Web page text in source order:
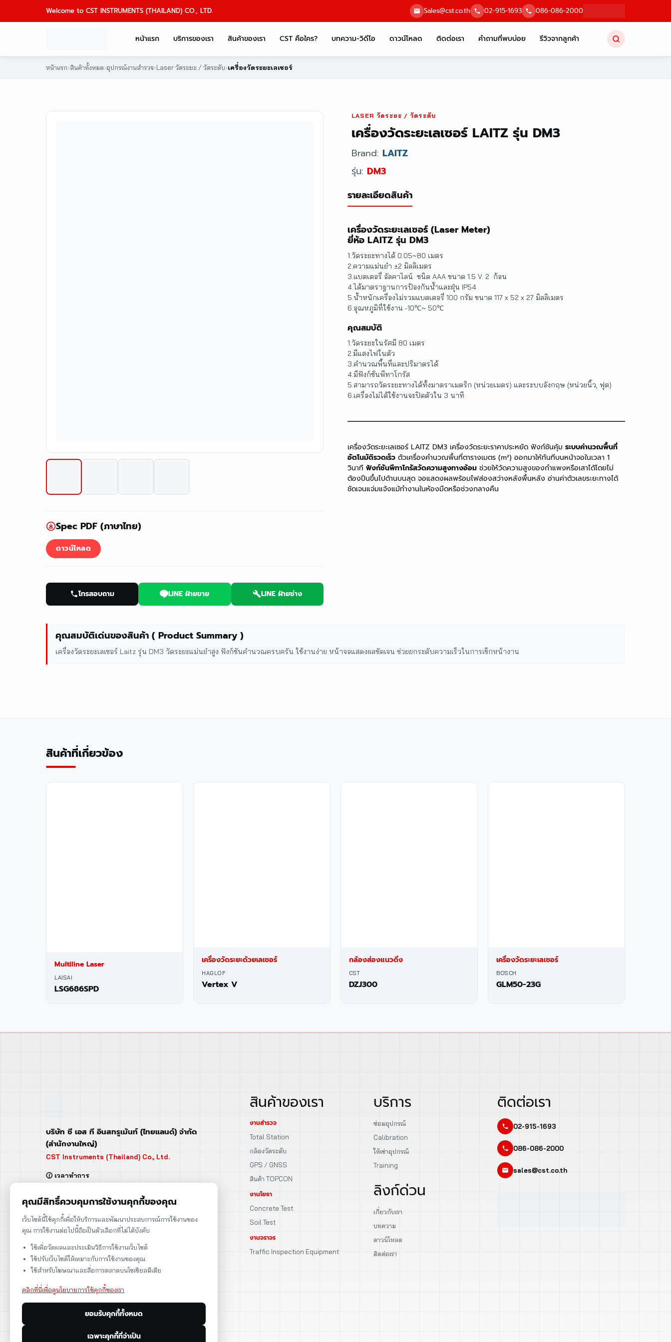
Welcome to CST INSTRUMENTS (THAILAND) CO., LTD. Sales@cst.co.th 02-915-1693 086-086-2000
หน้าแรก บริการของเรา สินค้าของเรา CST คือใคร? บทความ-วิดีโอ ดาวน์โหลด ติดต่อเรา คำถามที่พบบ่อย รีวิวจากลูกค้า
หน้าแรก›สินค้าทั้งหมด›อุปกรณ์งานสำรวจ›Laser วัดระยะ / วัดระดับ›เครื่องวัดระยะเลเซอร์
Spec PDF (ภาษาไทย)
ดาวน์โหลด
โทรสอบถาม LINE ฝ่ายขาย LINE ฝ่ายช่าง
LASER วัดระยะ / วัดระดับ
เครื่องวัดระยะเลเซอร์ LAITZ รุ่น DM3
Brand: LAITZ
รุ่น: DM3
รายละเอียดสินค้า
เครื่องวัดระยะเลเซอร์ (Laser Meter)
ยี่ห้อ LAITZ รุ่น DM3
1.วัดระยะทางได้ 0.05~80 เมตร
2.ความแม่นยำ ±2 มิลลิเมตร
3.แบตเตอรี่ อัลคาไลน์ ชนิด AAA ขนาด 1.5 V. 2 ก้อน
4.ได้มาตราฐานการป้องกันน้ำและฝุ่น IP54
5.น้ำหนักเครื่องไม่รวมแบตเตอรี่ 100 กรัม ขนาด 117 x 52 x 27 มิลลิเมตร
6.อุณหภูมิที่ใช้งาน -10℃~ 50℃
คุณสมบัติ
1.วัดระยะในรัศมี 80 เมตร
2.มีแสงไฟในตัว
3.คำนวณพื้นที่และปริมาตรได้
4.มีฟังก์ชั่นพีทาโกรัส
5.สามารถวัดระยะทางได้ทั้งมาตราเมตริก (หน่วยเมตร) และระบบอังกฤษ (หน่วยนิ้ว, ฟุต)
6.เครื่องไม่ได้ใช้งานจะปิดตัวใน 3 นาที
เครื่องวัดระยะเลเซอร์ LAITZ DM3 เครื่องวัดระยะราคาประหยัด ฟังก์ชันคุ้ม ระบบคำนวณพื้นที่
อัตโนมัติรวดเร็ว ตัวเครื่องคำนวณพื้นที่ตารางเมตร (m²) ออกมาให้ทันทีบนหน้าจอในเวลา 1
วินาที ฟังก์ชันพีทาโกรัสวัดความสูงทางอ้อม ช่วยให้วัดความสูงของกำแพงหรือเสาได้โดยไม่
ต้องปืนขึ้นไปด้านบนสุด จอแสดงผลพร้อมไฟส่องสว่างหลังพื้นหลัง อ่านค่าตัวเลขระยะทางได้
ชัดเจนแจ่มแจ้งแม้ทำงานในห้องมืดหรือช่วงกลางคืน
คุณสมบัติเด่นของสินค้า ( Product Summary )
เครื่องวัดระยะเลเซอร์ Laitz รุ่น DM3 วัดระยะแม่นยำสูง ฟังก์ชันคำนวณครบครัน ใช้งานง่าย หน้าจอแสดงผลชัดเจน ช่วยยกระดับความเร็วในการเช็กหน้างาน
สินค้าที่เกี่ยวข้อง
Multiline Laser
LAISAI
LSG686SPD
เครื่องวัดระยะด้วยเลเซอร์
HAGLOF
Vertex V
กล้องส่องแนวดิ่ง
CST
DZJ300
เครื่องวัดระยะเลเซอร์
BOSCH
GLM50-23G
บริษัท ซี เอส ที อินสทรูเม้นท์ (ไทยแลนด์) จำกัด
(สำนักงานใหญ่)
CST Instruments (Thailand) Co., Ltd.
🕜 เวลาทำการ
เสาร์ | 08:00 - 12:00
📍 95 ถ.ร่มเกล้า แขวงคลองสามประเวศ
เขตลาดกระบัง กรุงเทพฯ 10520
Ladkrabang, Bangkok, Thailand 10520
เลขประจำตัวผู้เสียภาษี: 0105566170152
ดูแผนที่
สินค้าของเรา
งานสำรวจ
Total Station
กล้องวัดระดับ
GPS / GNSS
สินค้า TOPCON
งานโยธา
Concrete Test
Soil Test
งานจราจร
Traffic Inspection Equipment
บริการ
ซ่อมอุปกรณ์
Calibration
ให้เช่าอุปกรณ์
Training
ลิงก์ด่วน
เกี่ยวกับเรา
บทความ
ดาวน์โหลด
ติดต่อเรา
ติดต่อเรา
02-915-1693
086-086-2000
sales@cst.co.th
คุณมีสิทธิ์ควบคุมการใช้งานคุกกี้ของคุณ
เว็บไซต์นี้ใช้คุกกี้เพื่อให้บริการและพัฒนาประสบการณ์การใช้งานของ
คุณ การใช้งานต่อไปนี้ถือเป็นตัวเลือกที่ไม่ได้บังคับ
ใช้เพื่อวัดผลและประเมินวิธีการใช้งานเว็บไซต์
ใช้ปรับเว็บไซต์ให้เหมาะกับการใช้งานของคุณ
ใช้สำหรับโฆษณาและสื่อการตลาดบนโซเชียลมีเดีย
คลิกที่นี่เพื่อดูนโยบายการใช้คุกกี้ของเรา
ยอมรับคุกกี้ทั้งหมด
เฉพาะคุกกี้ที่จำเป็น